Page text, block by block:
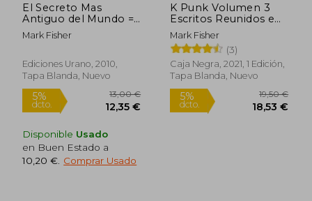
El Secreto Mas
Antiguo del Mundo =
The World's Oldest
Secret
Mark Fisher
Ediciones Urano, 2010,
Tapa Blanda, Nuevo
Disponible Usado
en Buen Estado a
10,20 € Comprar Usado
K Punk Volumen 3
Escritos Reunidos e
Ineditos
Mark Fisher
(3)
Caja Negra, 2021, 1 Edición,
Tapa Blanda, Nuevo